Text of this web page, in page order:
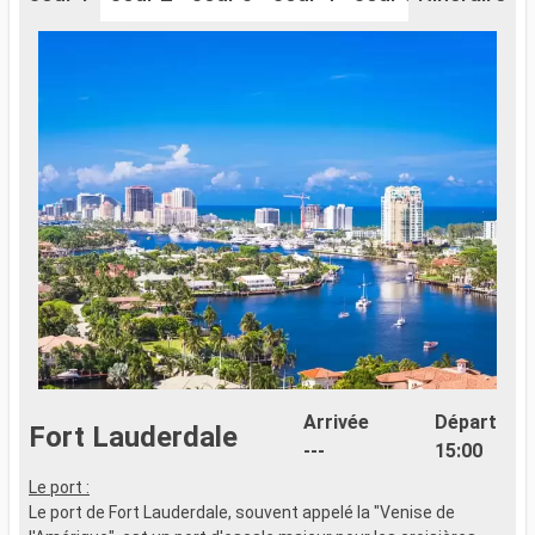
Fort Lauderdale
Arrivée
---
Départ
15:00
Le port :
Le port de Fort Lauderdale, souvent appelé la "Venise de